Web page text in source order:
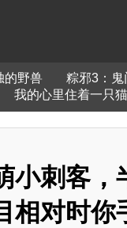
的野兽 粽邪3：鬼
我的心里住着一只猫
小刺客，
相对时